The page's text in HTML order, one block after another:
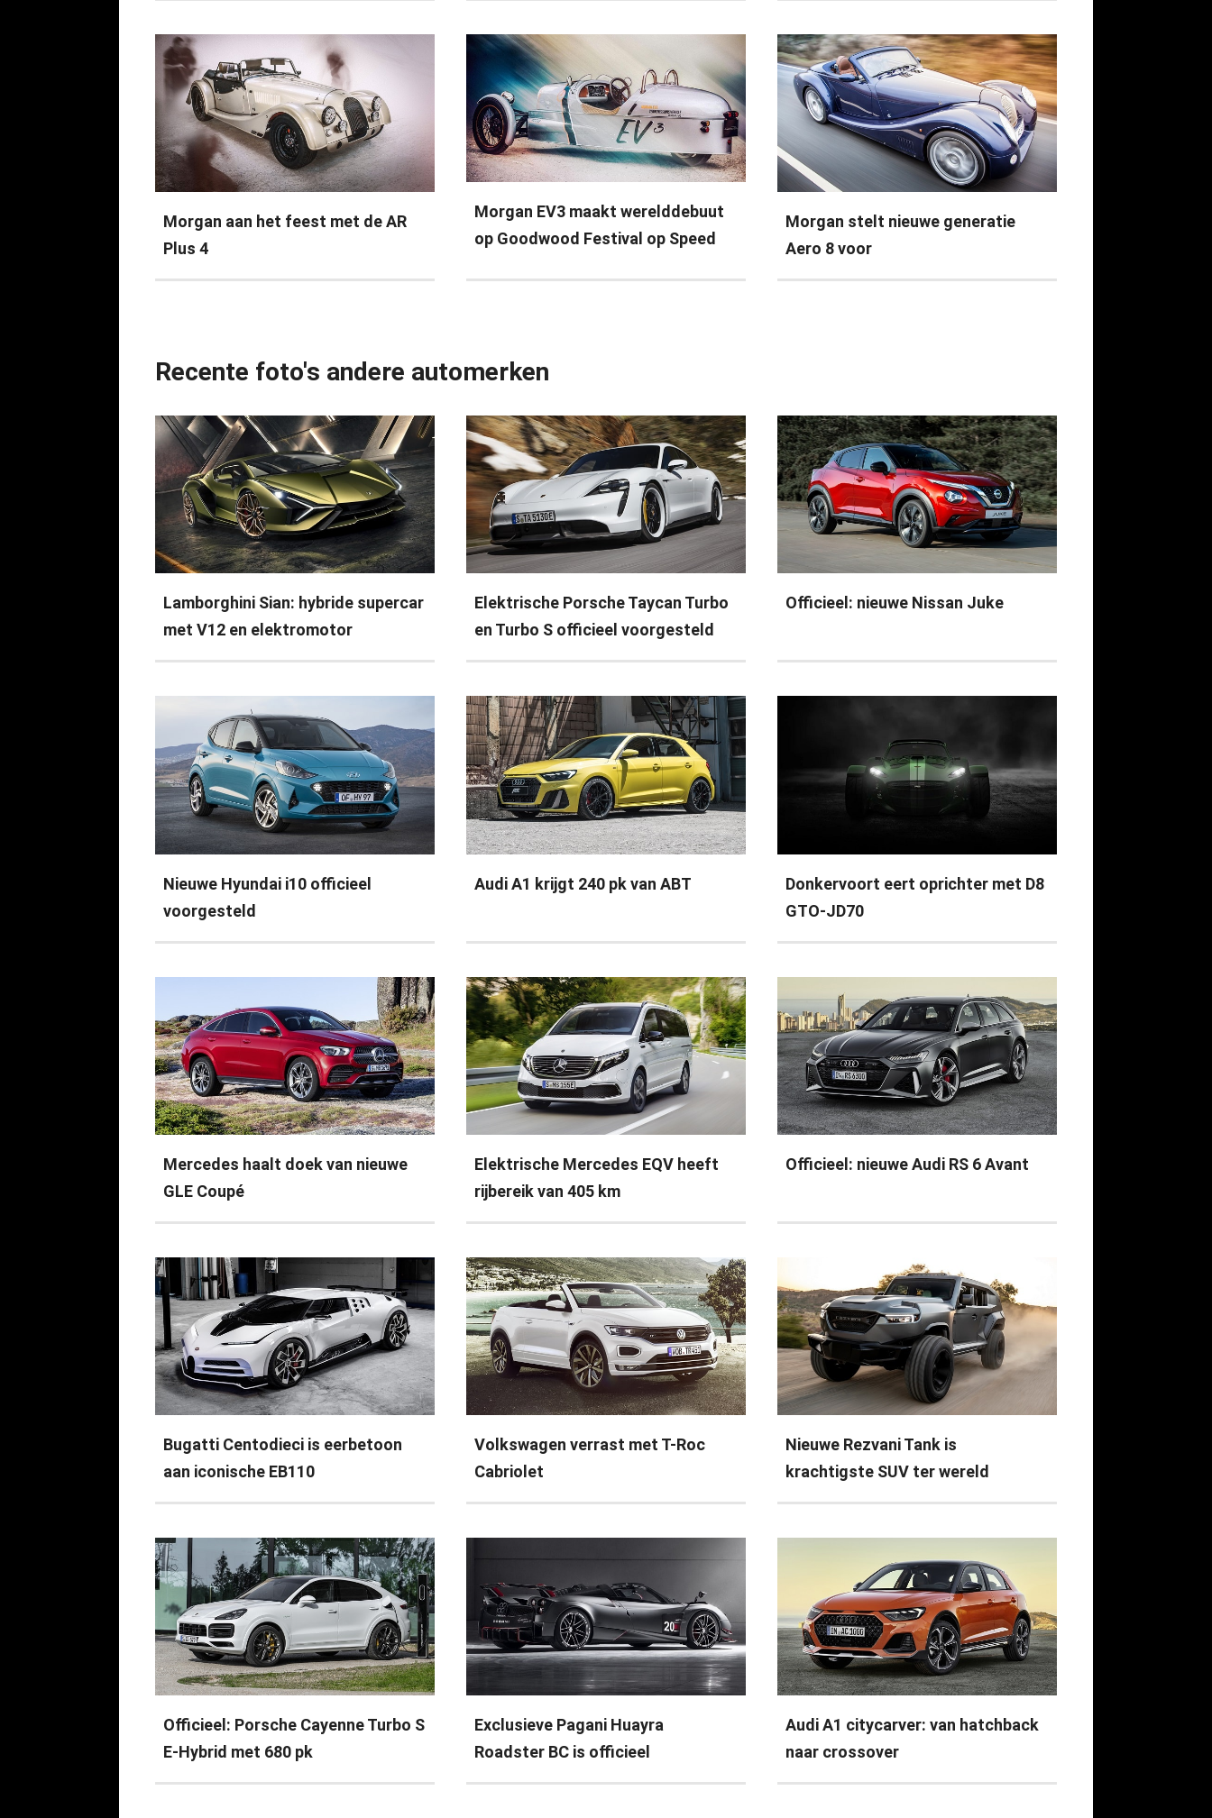
Morgan aan het feest met de AR
Plus 4
Morgan EV3 maakt werelddebuut
op Goodwood Festival op Speed
Morgan stelt nieuwe generatie
Aero 8 voor
Recente foto's andere automerken
Lamborghini Sian: hybride supercar
met V12 en elektromotor
Elektrische Porsche Taycan Turbo
en Turbo S officieel voorgesteld
Officieel: nieuwe Nissan Juke
Nieuwe Hyundai i10 officieel
voorgesteld
Audi A1 krijgt 240 pk van ABT
Donkervoort eert oprichter met D8
GTO-JD70
Mercedes haalt doek van nieuwe
GLE Coupé
Elektrische Mercedes EQV heeft
rijbereik van 405 km
Officieel: nieuwe Audi RS 6 Avant
Bugatti Centodieci is eerbetoon
aan iconische EB110
Volkswagen verrast met T-Roc
Cabriolet
Nieuwe Rezvani Tank is
krachtigste SUV ter wereld
Officieel: Porsche Cayenne Turbo S
E-Hybrid met 680 pk
Exclusieve Pagani Huayra
Roadster BC is officieel
Audi A1 citycarver: van hatchback
naar crossover